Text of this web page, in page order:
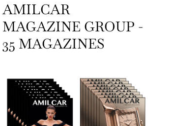
AMILCAR
MAGAZINE GROUP -
35 MAGAZINES